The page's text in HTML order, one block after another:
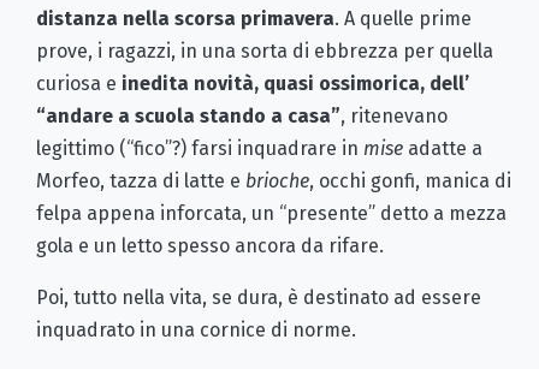
distanza nella scorsa primavera. A quelle prime
prove, i ragazzi, in una sorta di ebbrezza per quella
curiosa e inedita novità, quasi ossimorica, dell’
“andare a scuola stando a casa”, ritenevano
legittimo (“fico”?) farsi inquadrare in mise adatte a
Morfeo, tazza di latte e brioche, occhi gonfi, manica di
felpa appena inforcata, un “presente” detto a mezza
gola e un letto spesso ancora da rifare.
Poi, tutto nella vita, se dura, è destinato ad essere
inquadrato in una cornice di norme.